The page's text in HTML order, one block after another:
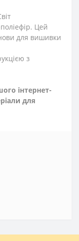
Цей
для вишивки
з
інтернет-
для